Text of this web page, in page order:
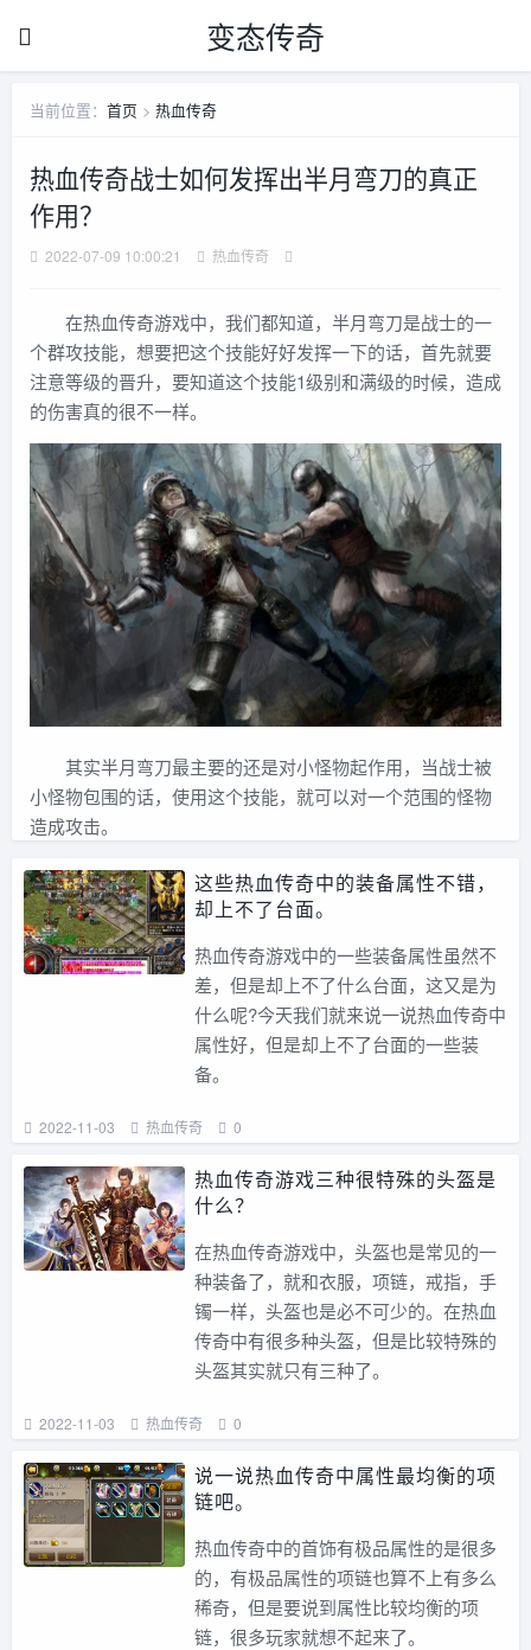
变态传奇
当前位置： 首页 > 热血传奇
热血传奇战士如何发挥出半月弯刀的真正
作用？
2022-07-09 10:00:21 热血传奇
在热血传奇游戏中，我们都知道，半月弯刀是战士的一
个群攻技能，想要把这个技能好好发挥一下的话，首先就要
注意等级的晋升，要知道这个技能1级别和满级的时候，造成
的伤害真的很不一样。
其实半月弯刀最主要的还是对小怪物起作用，当战士被
小怪物包围的话，使用这个技能，就可以对一个范围的怪物
造成攻击。
这些热血传奇中的装备属性不错，
却上不了台面。
热血传奇游戏中的一些装备属性虽然不
差，但是却上不了什么台面，这又是为
什么呢?今天我们就来说一说热血传奇中
属性好，但是却上不了台面的一些装
备。
2022-11-03 热血传奇 0
热血传奇游戏三种很特殊的头盔是
什么？
在热血传奇游戏中，头盔也是常见的一
种装备了，就和衣服，项链，戒指，手
镯一样，头盔也是必不可少的。在热血
传奇中有很多种头盔，但是比较特殊的
头盔其实就只有三种了。
2022-11-03 热血传奇 0
说一说热血传奇中属性最均衡的项
链吧。
热血传奇中的首饰有极品属性的是很多
的，有极品属性的项链也算不上有多么
稀奇，但是要说到属性比较均衡的项
链，很多玩家就想不起来了。